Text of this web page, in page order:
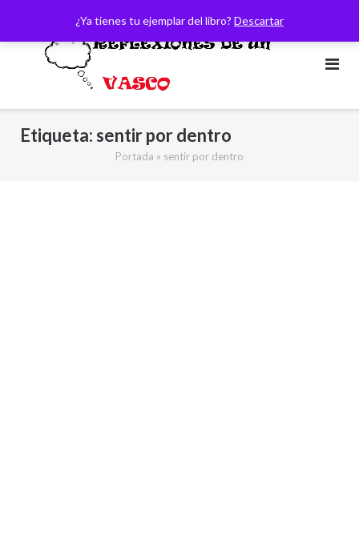
¿Ya tienes tu ejemplar del libro? Descartar
contenido
Etiqueta:sentir por dentro
Portada » sentir por dentro